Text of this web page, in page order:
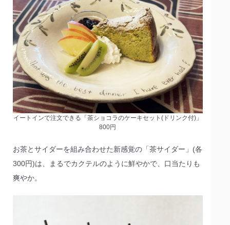
イートインで注文できる「茶ショコラのケーキセット(ドリンク付)」
800円
お茶とサイダーを組み合わせた新感覚の「茶サイダー」(各
300円)は、まるでカクテルのように鮮やかで、口当たりも
爽やか。